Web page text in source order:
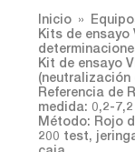
Inicio
Kits de ensayo
Kit de ensayo
(neutralización
Referencia de
medida: 0,2-
Método: Rojo
200 test,